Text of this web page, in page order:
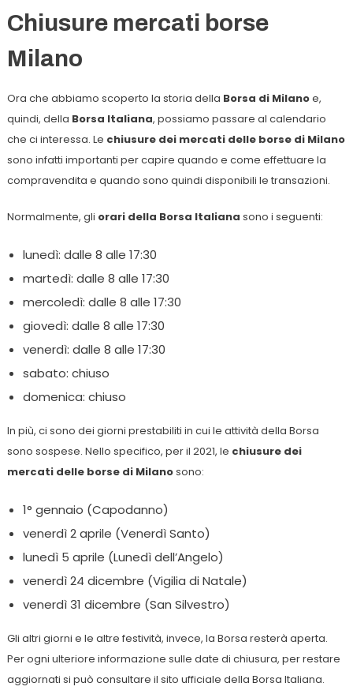
Chiusure mercati borse
Milano
Ora che abbiamo scoperto la storia della Borsa di Milanoe,
quindi, della Borsa Italiana, possiamo passare al calendario
che ci interessa. Le chiusure dei mercati delle borse di Milano
sono infatti importanti per capire quando e come effettuare la
compravendita e quando sono quindi disponibili le transazioni.
Normalmente, gli orari della Borsa Italiana sono i seguenti:
lunedì: dalle 8 alle 17:30
martedì: dalle 8 alle 17:30
mercoledì: dalle 8 alle 17:30
giovedì: dalle 8 alle 17:30
venerdì: dalle 8 alle 17:30
sabato: chiuso
domenica: chiuso
In più, ci sono dei giorni prestabiliti in cui le attività della Borsa
sono sospese. Nello specifico, per il 2021, le chiusure dei
mercati delle borse di Milanosono:
1° gennaio (Capodanno)
venerdì 2 aprile (Venerdì Santo)
lunedì 5 aprile (Lunedì dell’Angelo)
venerdì 24 dicembre (Vigilia di Natale)
venerdì 31 dicembre (San Silvestro)
Gli altri giorni e le altre festività, invece, la Borsa resterà aperta.
Per ogni ulteriore informazione sulle date di chiusura, per restare
aggiornati si può consultare il sito ufficiale della Borsa Italiana.